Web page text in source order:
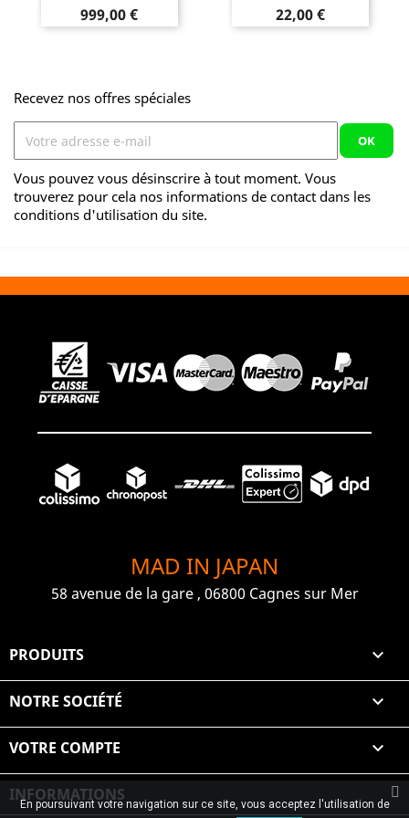
Prix
999,00 € Prix
22,00 €
Recevez nos offres spéciales
Vous pouvez vous désinscrire à tout moment. Vous
trouverez pour cela nos informations de contact dans les
conditions d'utilisation du site.
MAD IN JAPAN
58 avenue de la gare , 06800 Cagnes sur Mer
PRODUITS 
NOTRE SOCIÉTÉ 
VOTRE COMPTE 
INFORMATIONS
En poursuivant votre navigation sur ce site, vous acceptez l'utilisation de